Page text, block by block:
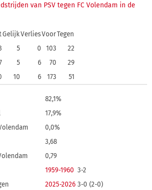
van PSV tegen FC Volendam in de
GelijkVerliesVoorTegen
5 0 103
22
5 6 70
29
10 6 173 51
82,1%
17,9%
0,0%
3,68
0,79
1959-1960 3-2
2025-2026 3-0 (2-0)